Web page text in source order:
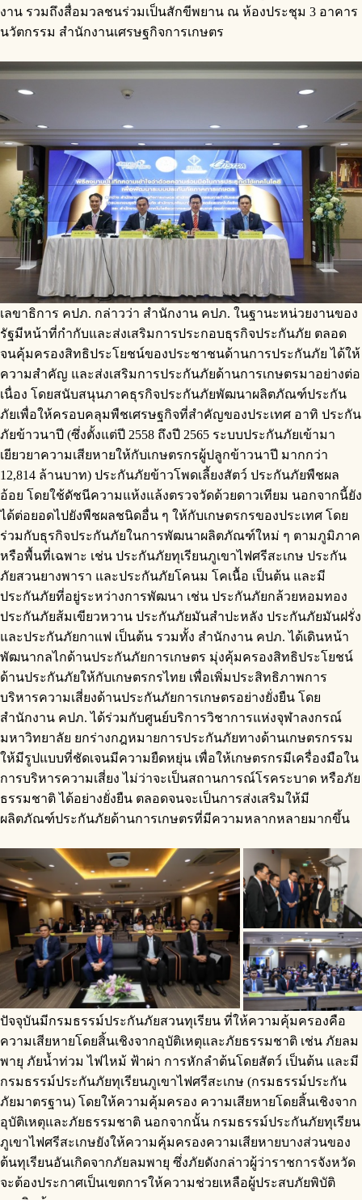
งาน รวมถึงสื่อมวลชนร่วมเป็นสักขีพยาน ณ ห้องประชุม 3 อาคาร
นวัตกรรม สำนักงานเศรษฐกิจการเกษตร
เลขาธิการ คปภ. กล่าวว่า สำนักงาน คปภ. ในฐานะหน่วยงานของ
รัฐมีหน้าที่กำกับและส่งเสริมการประกอบธุรกิจประกันภัย ตลอด
จนคุ้มครองสิทธิประโยชน์ของประชาชนด้านการประกันภัย ได้ให้
ความสำคัญ และส่งเสริมการประกันภัยด้านการเกษตรมาอย่างต่อ
เนื่อง โดยสนับสนุนภาคธุรกิจประกันภัยพัฒนาผลิตภัณฑ์ประกัน
ภัยเพื่อให้ครอบคลุมพืชเศรษฐกิจที่สำคัญของประเทศ อาทิ ประกัน
ภัยข้าวนาปี (ซึ่งตั้งแต่ปี 2558 ถึงปี 2565 ระบบประกันภัยเข้ามา
เยียวยาความเสียหายให้กับเกษตรกรผู้ปลูกข้าวนาปี มากกว่า
12,814 ล้านบาท) ประกันภัยข้าวโพดเลี้ยงสัตว์ ประกันภัยพืชผล
อ้อย โดยใช้ดัชนีความแห้งแล้งตรวจวัดด้วยดาวเทียม นอกจากนี้ยัง
ได้ต่อยอดไปยังพืชผลชนิดอื่น ๆ ให้กับเกษตรกรของประเทศ โดย
ร่วมกับธุรกิจประกันภัยในการพัฒนาผลิตภัณฑ์ใหม่ ๆ ตามภูมิภาค
หรือพื้นที่เฉพาะ เช่น ประกันภัยทุเรียนภูเขาไฟศรีสะเกษ ประกัน
ภัยสวนยางพารา และประกันภัยโคนม โคเนื้อ เป็นต้น และมี
ประกันภัยที่อยู่ระหว่างการพัฒนา เช่น ประกันภัยกล้วยหอมทอง
ประกันภัยส้มเขียวหวาน ประกันภัยมันสำปะหลัง ประกันภัยมันฝรั่ง
และประกันภัยกาแฟ เป็นต้น รวมทั้ง สำนักงาน คปภ. ได้เดินหน้า
พัฒนากลไกด้านประกันภัยการเกษตร มุ่งคุ้มครองสิทธิประโยชน์
ด้านประกันภัยให้กับเกษตรกรไทย เพื่อเพิ่มประสิทธิภาพการ
บริหารความเสี่ยงด้านประกันภัยการเกษตรอย่างยั่งยืน โดย
สำนักงาน คปภ. ได้ร่วมกับศูนย์บริการวิชาการแห่งจุฬาลงกรณ์
มหาวิทยาลัย ยกร่างกฎหมายการประกันภัยทางด้านเกษตรกรรม
ให้มีรูปแบบที่ชัดเจนมีความยืดหยุ่น เพื่อให้เกษตรกรมีเครื่องมือใน
การบริหารความเสี่ยง ไม่ว่าจะเป็นสถานการณ์โรคระบาด หรือภัย
ธรรมชาติ ได้อย่างยั่งยืน ตลอดจนจะเป็นการส่งเสริมให้มี
ผลิตภัณฑ์ประกันภัยด้านการเกษตรที่มีความหลากหลายมากขึ้น
ปัจจุบันมีกรมธรรม์ประกันภัยสวนทุเรียน ที่ให้ความคุ้มครองคือ
ความเสียหายโดยสิ้นเชิงจากอุบัติเหตุและภัยธรรมชาติ เช่น ภัยลม
พายุ ภัยน้ำท่วม ไฟไหม้ ฟ้าผ่า การหักลำต้นโดยสัตว์ เป็นต้น และมี
กรมธรรม์ประกันภัยทุเรียนภูเขาไฟศรีสะเกษ (กรมธรรม์ประกัน
ภัยมาตรฐาน) โดยให้ความคุ้มครอง ความเสียหายโดยสิ้นเชิงจาก
อุบัติเหตุและภัยธรรมชาติ นอกจากนั้น กรมธรรม์ประกันภัยทุเรียน
ภูเขาไฟศรีสะเกษยังให้ความคุ้มครองความเสียหายบางส่วนของ
ต้นทุเรียนอันเกิดจากภัยลมพายุ ซึ่งภัยดังกล่าวผู้ว่าราชการจังหวัด
จะต้องประกาศเป็นเขตการให้ความช่วยเหลือผู้ประสบภัยพิบัติ